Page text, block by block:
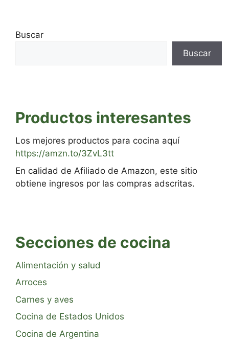
Buscar
Buscar
Productos interesantes
Los mejores productos para cocina aquí
https://amzn.to/3ZvL3tt
En calidad de Afiliado de Amazon, este sitio
obtiene ingresos por las compras adscritas.
Secciones de cocina
Alimentación y salud
Arroces
Carnes y aves
Cocina de Estados Unidos
Cocina de Argentina